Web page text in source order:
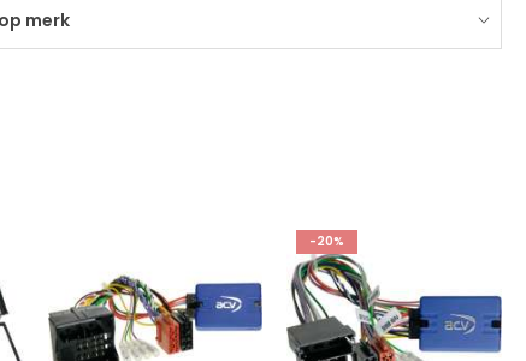
merk
-20%